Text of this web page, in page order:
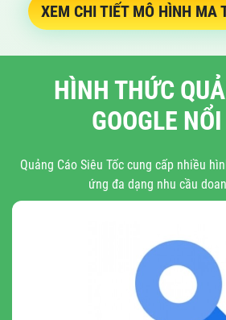
XEM CHI TIẾT MÔ HÌNH MA
HÌNH THỨC
GOOGLE
Quảng Cáo Siêu Tốc cung cấp nhiều
ứng đa dạng nhu cầu